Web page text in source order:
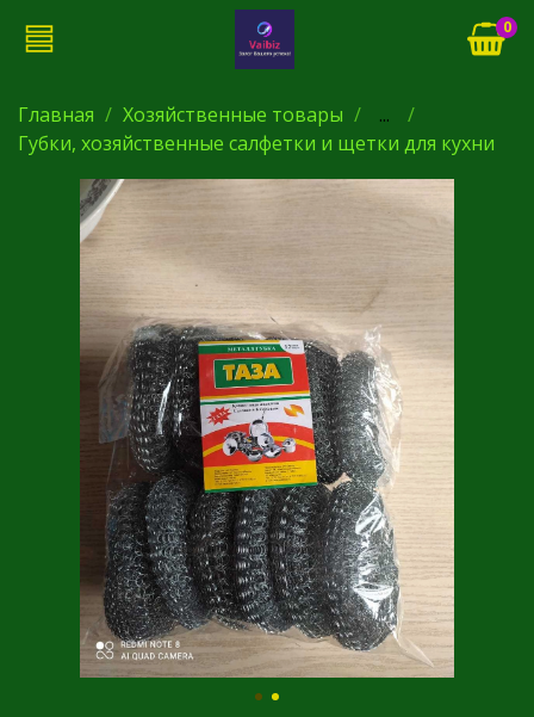
0
Главная Хозяйственные товары
...
Губки, хозяйственные салфетки и щетки для кухни